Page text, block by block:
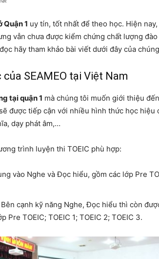
Quận 1 uy tín, tốt nhất để theo học. Hiện
vẫn chưa được kiểm chứng chất lượng
hãy tham khảo bài viết dưới đây của
SEAMEO tại Việt Nam
tại quận 1 mà chúng tôi muốn giới thiệu
được tiếp cận với nhiều hình thức học hiệu
dạy phát âm,…
trình luyện thi TOEIC phù hợp:
vào Nghe và Đọc hiểu, gồm các lớp Pre
Bên cạnh kỹ năng Nghe, Đọc hiểu thì còn
TOEIC; TOEIC 1; TOEIC 2; TOEIC 3.